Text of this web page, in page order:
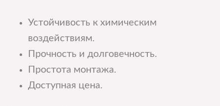
Устойчивость к химическим
воздействиям.
Прочность и долговечность.
Простота монтажа.
Доступная цена.